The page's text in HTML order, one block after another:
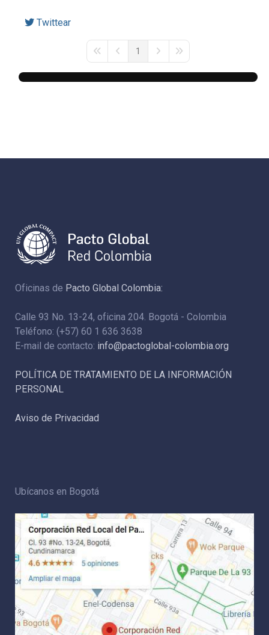
Twittear
First PagePrevious Page
1
Next PageLast Page
Oficinas de Pacto Global Colombia:
Calle 93 No. 13-24, oficina 204. Bogotá - Colombia
Teléfono: (+57) 60 1 636 3638
E-mail de contacto: info@pactoglobal-colombia.org
POLÍTICA DE TRATAMIENTO DE LA INFORMACIÓN
PERSONAL
Aviso de Privacidad
Ubícanos en Bogotá